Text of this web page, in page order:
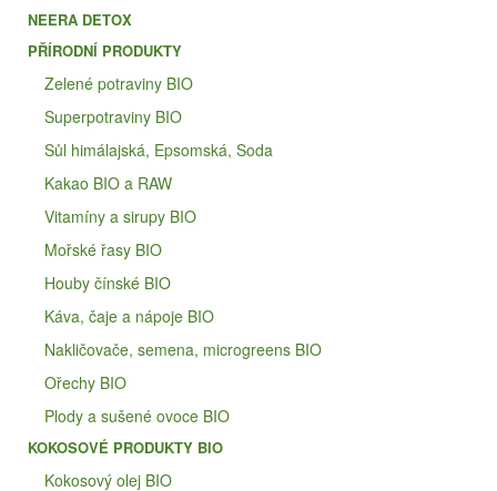
NEERA DETOX
PŘÍRODNÍ PRODUKTY
Zelené potraviny BIO
Superpotraviny BIO
Sůl himálajská, Epsomská, Soda
Kakao BIO a RAW
Vitamíny a sirupy BIO
Mořské řasy BIO
Houby čínské BIO
Káva, čaje a nápoje BIO
Nakličovače, semena, microgreens BIO
Ořechy BIO
Plody a sušené ovoce BIO
KOKOSOVÉ PRODUKTY BIO
Kokosový olej BIO